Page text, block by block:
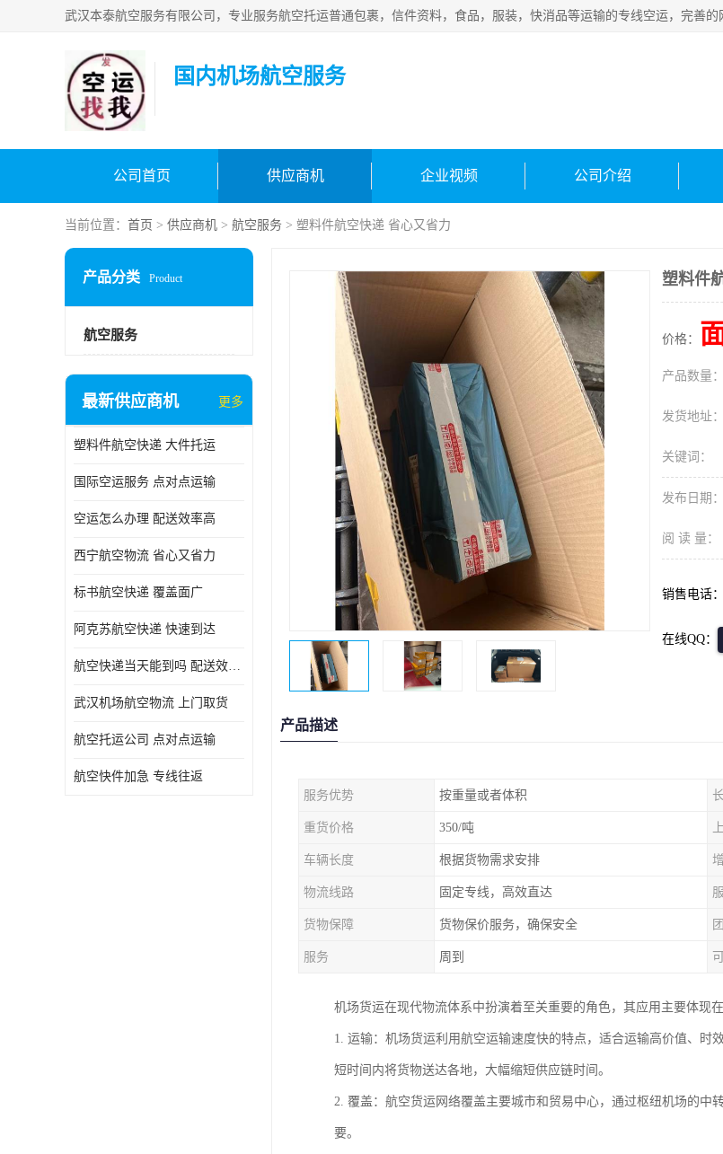
国内机场航空服务
公司首页 供应商机 企业视频 公司介绍
当前位置： 首页 > 供应商机 > 航空服务 > 塑料件航空快递 省心又省力
产品分类 Product
航空服务
最新供应商机 更多
塑料件航空快递 大件托运
国际空运服务 点对点运输
空运怎么办理 配送效率高
西宁航空物流 省心又省力
标书航空快递 覆盖面广
阿克苏航空快递 快速到达
航空快递当天能到吗 配送效率高
武汉机场航空物流 上门取货
航空托运公司 点对点运输
航空快件加急 专线往返
塑料件
价格：
产品数量：
发货地址：
关键词：
发布日期：
阅 读 量：
销售电话：
在线QQ：
产品描述
服务优势 按重量或者体积
重货价格 350/吨
车辆长度 根据货物需求安排
物流线路 固定专线，高效直达
货物保障 货物保价服务，确保安全
服务 周到
机场货运在现代物流体系中扮演着至关重要的角色，其应用主要体现在
1. 运输：机场货运利用航空运输速度快的特点，适合运输高价值、
短时间内将货物送达各地，大幅缩短供应链时间。
2. 覆盖：航空货运网络覆盖主要城市和贸易中心，通过枢纽机场的
要。